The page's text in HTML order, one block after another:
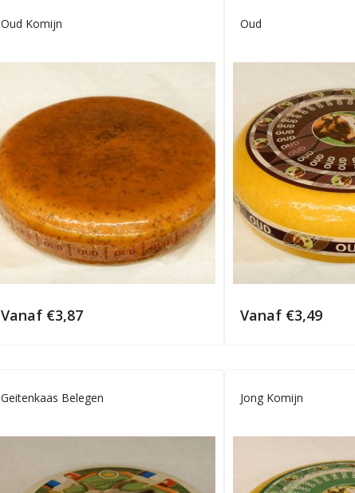
Oud Komijn
Vanaf €3,87
Oud
Vanaf €3,49
Geitenkaas Belegen Jong Komijn